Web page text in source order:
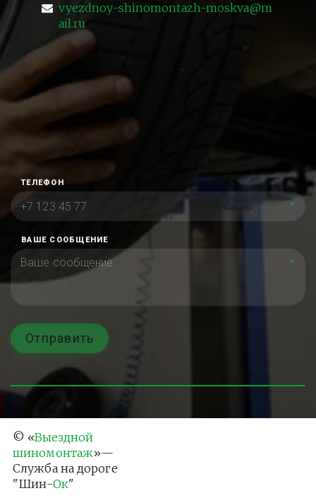
vyezdnoy-shinomontazh-moskva@m
ail.ru
ТЕЛЕФОН
*
ВАШЕ СООБЩЕНИЕ
*
Отправить
© «Выездной
шиномонтаж»—
Служба на дороге
"Шин-Ок"